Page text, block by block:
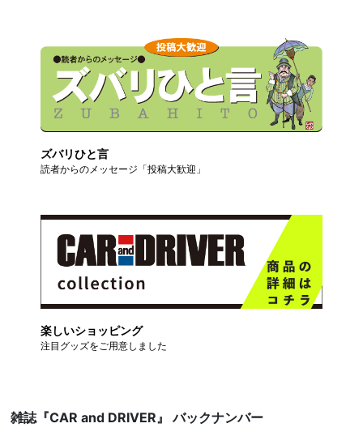
ズバリひと言
読者からのメッセージ「投稿大歓迎」
楽しいショッピング
注目グッズをご用意しました
雑誌『CAR and DRIVER』 バックナンバー